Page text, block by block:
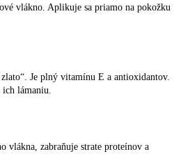
vlákno. Aplikuje sa priamo na pokožku
Je plný vitamínu E a antioxidantov.
lámaniu.
vlákna, zabraňuje strate proteínov a